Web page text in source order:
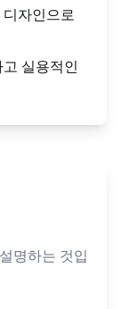
자인으로
실용적인
명하는 것입